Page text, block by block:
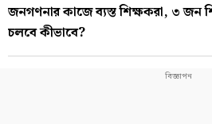
জনগণনার কাজে ব্যস্ত শিক্ষকরা, ৩ জন
চলবে কীভাবে?